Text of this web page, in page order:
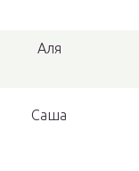
Аля
Саша